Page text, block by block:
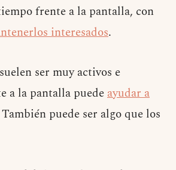
frente a la pantalla, con
interesados.
ser muy activos e
a la pantalla puedeayudar a
puede ser algo que los